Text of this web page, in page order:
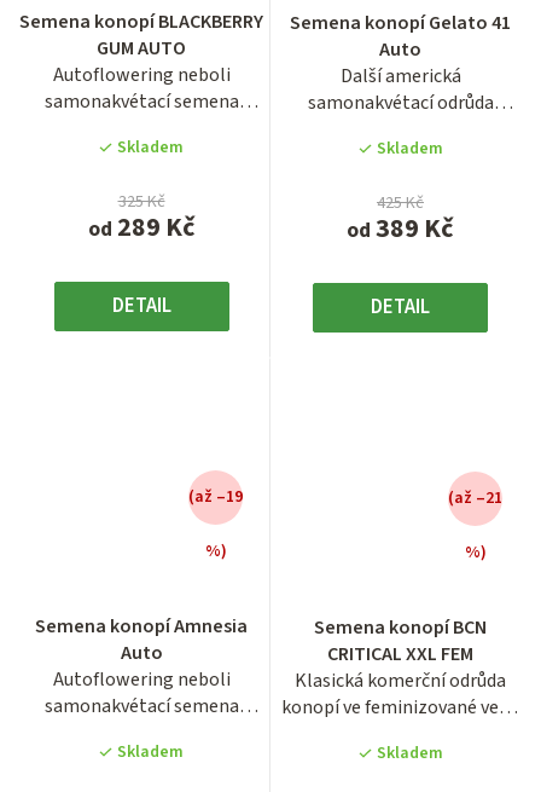
Semena konopí BLACKBERRY
GUM AUTO
Autoflowering neboli
samonakvétací semena
Gum Auto.
Skladem
od 289 Kč
325 Kč
DETAIL
produktu
je
4,0
z
hvězdiček.
Semena konopí Gelato 41
Auto
Další americká
samonakvétací odrůda
španělské...
Skladem
od 389 Kč
425 Kč
DETAIL
produktu
je
4,0
z
hvězdiček.
Semena konopí Amnesia
Auto
Autoflowering neboli
samonakvétací semena
Amnesia...
Skladem
(až –19
%)
produktu
je
3,9
z
hvězdiček.
Semena konopí BCN
CRITICAL XXL FEM
Klasická komerční odrůda
konopí ve feminizované verzi
Skladem
(až –21
%)
produktu
je
3,7
z
hvězdiček.